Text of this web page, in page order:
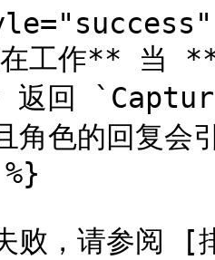
工作** 当
回
角色的回复会
失败，请参